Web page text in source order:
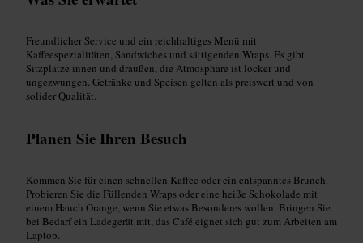
Freundlicher Service und ein reichhaltiges Menü mit
Kaffeespezialitäten, Sandwiches und sättigenden Wraps. Es gibt
Sitzplätze innen und draußen, die Atmosphäre ist locker und
ungezwungen. Getränke und Speisen gelten als preiswert und von
solider Qualität.
Planen Sie Ihren Besuch
Kommen Sie für einen schnellen Kaffee oder ein entspanntes Brunch.
Probieren Sie die Füllenden Wraps oder eine heiße Schokolade mit
einem Hauch Orange, wenn Sie etwas Besonderes wollen. Bringen Sie
bei Bedarf ein Ladegerät mit, das Café eignet sich gut zum Arbeiten am
Laptop.